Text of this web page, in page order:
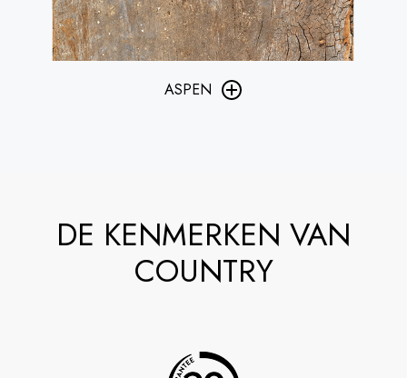
ASPEN
DE KENMERKEN VAN
COUNTRY